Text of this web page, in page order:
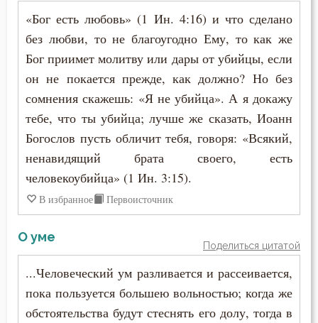
«Бог есть любовь» (1 Ин. 4:16) и что сделано
без любви, то не благоугодно Ему, то как же
Бог приимет молитву или дары от убийцы, если
он не покается прежде, как должно? Но без
сомнения скажешь: «Я не убийца». А я докажу
тебе, что ты убийца; лучше же сказать, Иоанн
Богослов пусть обличит тебя, говоря: «Всякий,
ненавидящий брата своего, есть
человекоубийца» (1 Ин. 3:15).
В избранное Первоисточник
О уме
Поделиться цитатой
...Человеческий ум разливается и рассеивается,
пока пользуется большею вольностью; когда же
обстоятельства будут стеснять его долу, тогда в